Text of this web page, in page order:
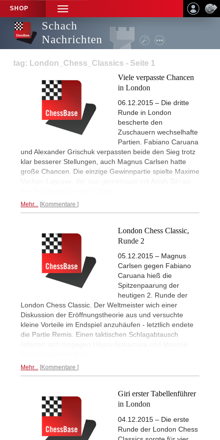
SHOP
TOGGLE
NAVIGATION
Schach
Nachrichten
tag: London_Chess_Classics - Seite 1
Viele verpasste Chancen
in London
06.12.2015 – Die dritte
Runde in London
bescherte den
Zuschauern wechselhafte
Partien. Fabiano Caruana
und Alexander Grischuk verpassten beide den Sieg trotz
klar besserer Stellungen, auch Magnus Carlsen hatte
große Chancen. Die einzige Gewinnpartie spielte Maxime
Vachier-Lagrave, der nun gemeinsam mit Anish Giri an
Mehr... Kommentare
London Chess Classic,
Runde 2
05.12.2015 – Magnus
Carlsen gegen Fabiano
Caruana hieß die
Spitzenpaarung der
heutigen 2. Runde der
London Chess Classic. Der Weltmeister wich einer
Diskussion der Eröffnungstheorie aus und versuchte
kleine Vorteile im Endspiel anzuhäufen - letztlich endete
die Partie Remis. Einen taktischen Schlagabtausch
Mehr... Kommentare
Giri erster Tabellenführer
in London
04.12.2015 – Die erste
Runde der London Chess